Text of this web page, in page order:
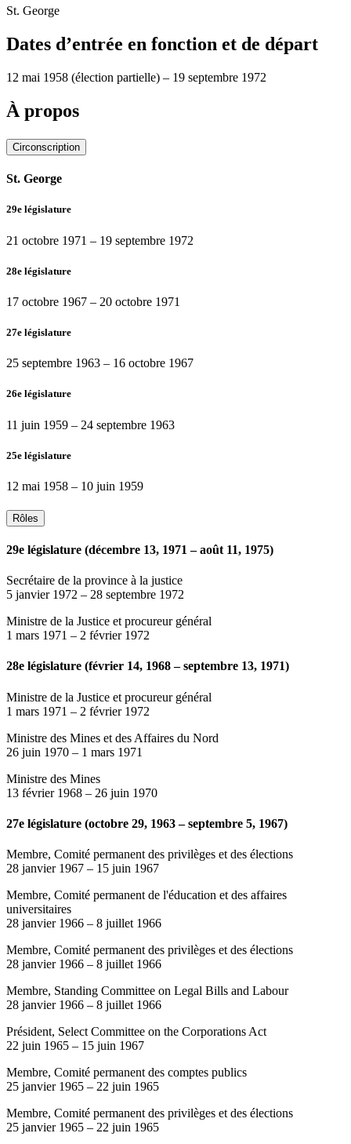
St. George
Dates d’entrée en fonction et de départ
12 mai 1958 (élection partielle) – 19 septembre 1972
À propos
Circonscription
St. George
29e législature
21 octobre 1971 – 19 septembre 1972
28e législature
17 octobre 1967 – 20 octobre 1971
27e législature
25 septembre 1963 – 16 octobre 1967
26e législature
11 juin 1959 – 24 septembre 1963
25e législature
12 mai 1958 – 10 juin 1959
Rôles
29e législature (décembre 13, 1971 – août 11, 1975)
Secrétaire de la province à la justice
5 janvier 1972 – 28 septembre 1972
Ministre de la Justice et procureur général
1 mars 1971 – 2 février 1972
28e législature (février 14, 1968 – septembre 13, 1971)
Ministre de la Justice et procureur général
1 mars 1971 – 2 février 1972
Ministre des Mines et des Affaires du Nord
26 juin 1970 – 1 mars 1971
Ministre des Mines
13 février 1968 – 26 juin 1970
27e législature (octobre 29, 1963 – septembre 5, 1967)
Membre, Comité permanent des privilèges et des élections
28 janvier 1967 – 15 juin 1967
Membre, Comité permanent de l'éducation et des affaires
universitaires
28 janvier 1966 – 8 juillet 1966
Membre, Comité permanent des privilèges et des élections
28 janvier 1966 – 8 juillet 1966
Membre, Standing Committee on Legal Bills and Labour
28 janvier 1966 – 8 juillet 1966
Président, Select Committee on the Corporations Act
22 juin 1965 – 15 juin 1967
Membre, Comité permanent des comptes publics
25 janvier 1965 – 22 juin 1965
Membre, Comité permanent des privilèges et des élections
25 janvier 1965 – 22 juin 1965